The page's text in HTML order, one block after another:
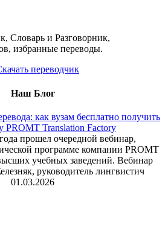
Словарь и Разговорник,
избранные переводы.
Наш Блог
как вузам бесплатно получить
PROMT Translation Factory
прошел очередной вебинар,
программе компании PROMT
учебных заведений. Вебинар
руководитель лингвистич
01.03.2026